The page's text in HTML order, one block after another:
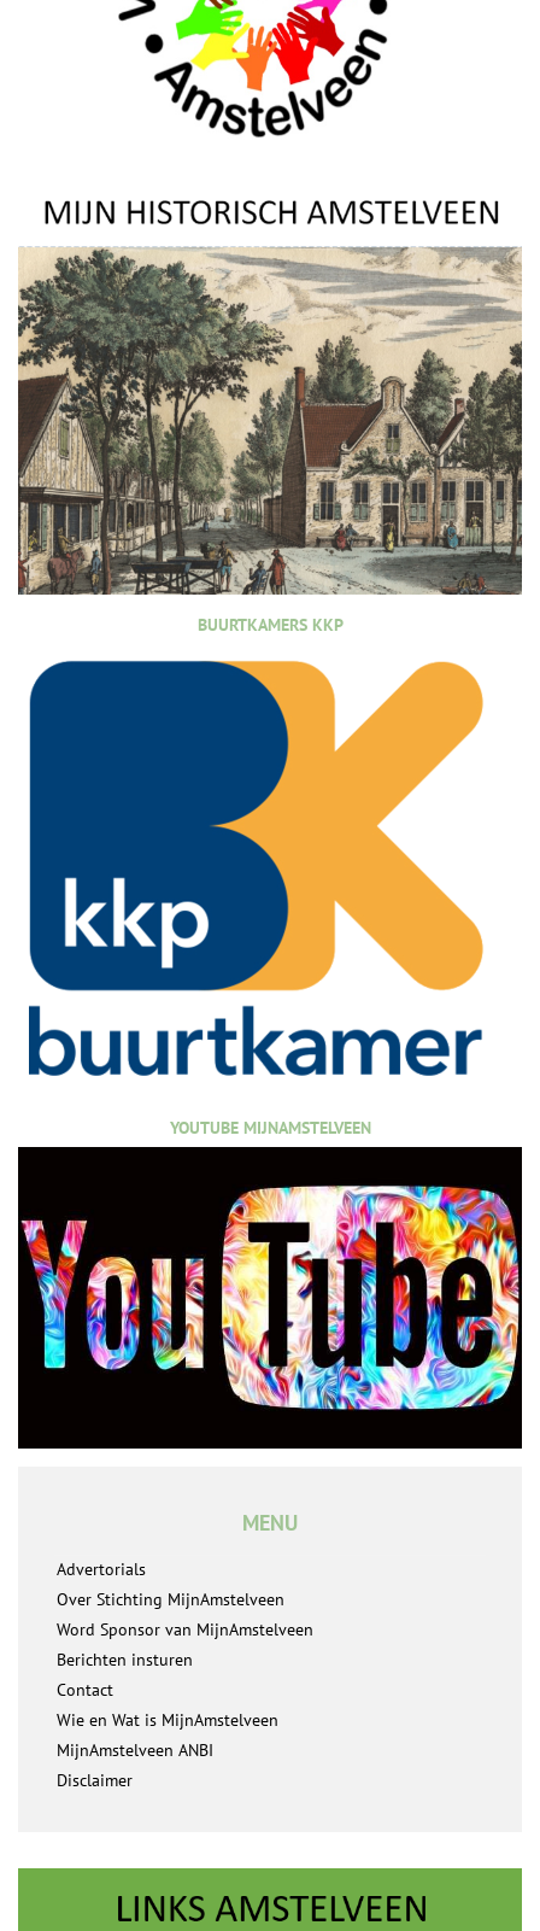
BUURTKAMERS KKP
YOUTUBE MIJNAMSTELVEEN
MENU
Advertorials
Over Stichting MijnAmstelveen
Word Sponsor van MijnAmstelveen
Berichten insturen
Contact
Wie en Wat is MijnAmstelveen
MijnAmstelveen ANBI
Disclaimer